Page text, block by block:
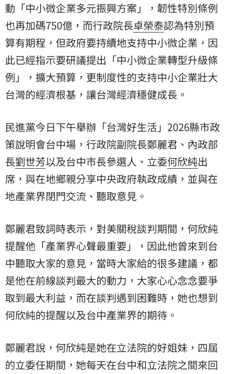
動「中小微企業多元振興方案」，韌性特別條例
也再加碼750億，而行政院長卓榮泰認為特別預
算有期程，但政府要持續地支持中小微企業，因
此已經指示要研議提出「中小微企業轉型升級條
例」，擴大預算，更制度性的支持中小企業壯大
台灣的經濟根基，讓台灣經濟穩健成長。
民進黨今日下午舉辦「台灣好生活」2026縣市政
策說明會台中場，行政院副院長鄭麗君、內政部
長劉世芳以及台中市長參選人、立委何欣純出
席，與在地鄉親分享中央政府執政成績，並與在
地產業界閉門交流、聽取意見。
鄭麗君致詞時表示，對美關稅談判期間，何欣純
提醒他「產業界心聲最重要」，因此他曾來到台
中聽取大家的意見，當時大家給的很多建議，都
是他在前線談判最大的動力，大家心心念念要爭
取到最大利益，而在談判遇到困難時，她也想到
何欣純的提醒以及台中產業界的期待。
鄭麗君說，何欣純是她在立法院的好姐妹，四屆
的立委任期間，她每天在台中和立法院之間來回